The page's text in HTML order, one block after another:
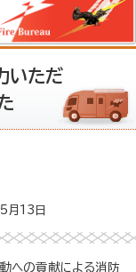
いただ
月13日
への貢献による消防